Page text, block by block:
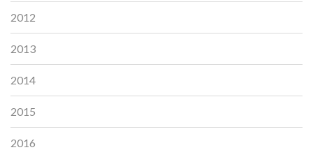
2012
2013
2014
2015
2016